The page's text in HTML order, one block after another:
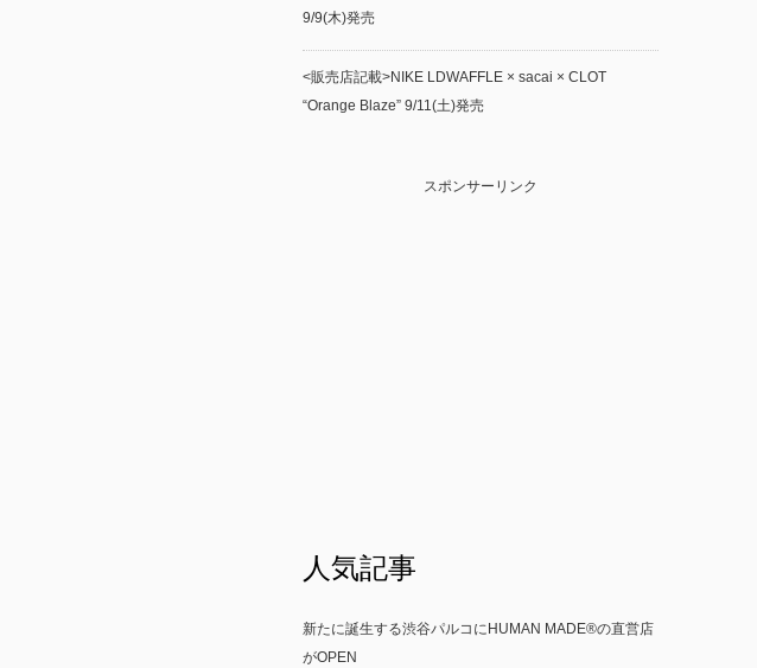
9/9(木)発売
<販売店記載>NIKE LDWAFFLE × sacai × CLOT
“Orange Blaze” 9/11(土)発売
スポンサーリンク
人気記事
新たに誕生する渋谷パルコにHUMAN MADE®の直営店
がOPEN